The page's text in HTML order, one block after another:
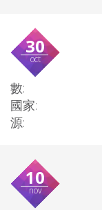
30
oct
數:
國家:
源:
10
nov